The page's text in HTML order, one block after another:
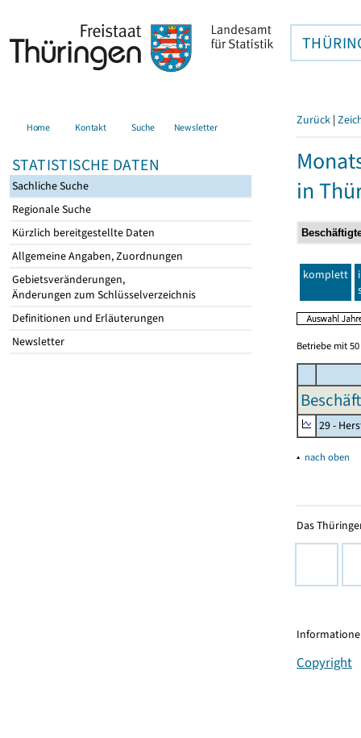
Home Kontakt Suche Newsletter
STATISTISCHE DATEN
Sachliche Suche
Regionale Suche
Kürzlich bereitgestellte Daten
Allgemeine Angaben, Zuordnungen
Gebietsveränderungen,
Änderungen zum Schlüsselverzeichnis
Definitionen und Erläuterungen
Newsletter
Zurück |
in
komplett
Betriebe mit
29 -
▴ nach oben
Das
Copyright